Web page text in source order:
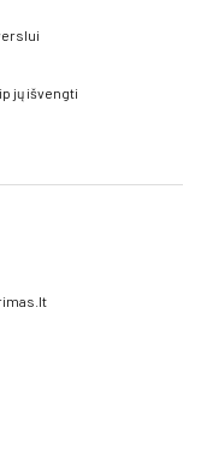
jų išvengti